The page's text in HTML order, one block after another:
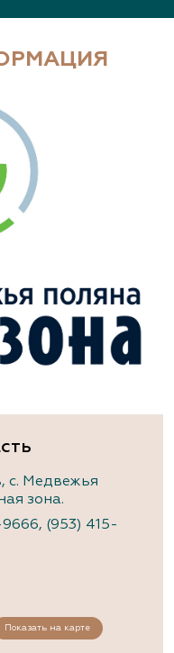
с. Медвежья
зона.
9666, (953) 415-
Показать на карте